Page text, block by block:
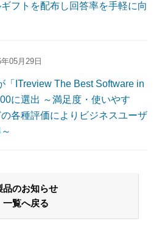
フトを配布し回答率を手軽に向
05月29日
「ITreview The Best Software in
に選出 ～満足度・使いやす
各種評価によりビジネスユーザ
品のお知らせ
一覧へ戻る